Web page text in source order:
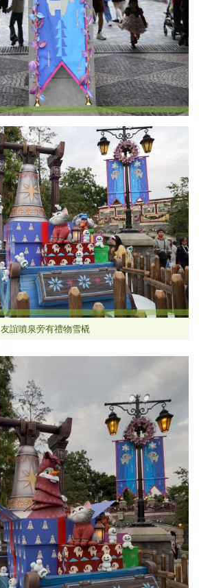
友誼噴泉旁有禮物雪橇